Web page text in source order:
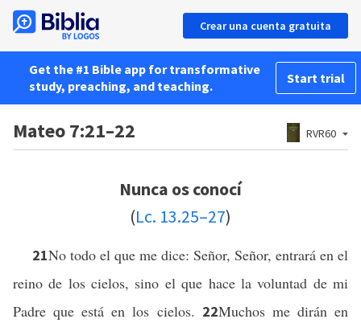
Crear una cuenta gratuita
Get the #1 Bible app for transformative
study, preaching, and teaching.
Start trial
Mateo 7:21–22 RVR60
Nunca os conocí
(Lc. 13.25–27)
21No todo el que me dice: Señor, Señor, entrará en el
reino de los cielos, sino el que hace la voluntad de mi
Padre que está en los cielos. 22Muchos me dirán en